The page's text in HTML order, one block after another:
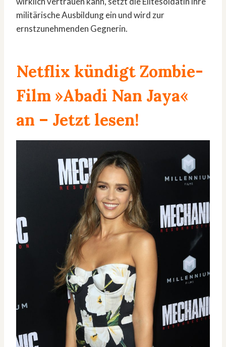
militärische Ausbildung ein und wird zur
ernstzunehmenden Gegnerin.
Netflix kündigt Zombie-
Film »Abadi Nan Jaya«
an – Jetzt lesen!